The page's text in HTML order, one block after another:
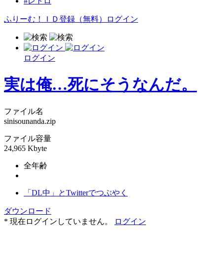
ふりーむ！ＩＤ登録（無料） ログイン
ログイン
実は俺…死にそうなんだ。
ファイル名
sinisounanda.zip
ファイル容量
24,965 Kbyte
全年齢
「DL中」とTwitterでつぶやく
ダウンロード
* 現在ログインしていません。
ログイン